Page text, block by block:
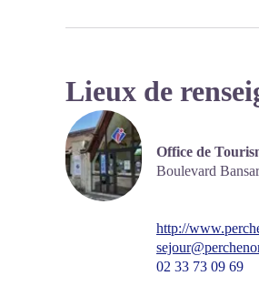
Lieux de
Office de
Boulevard
http://
02 33 73 09 69